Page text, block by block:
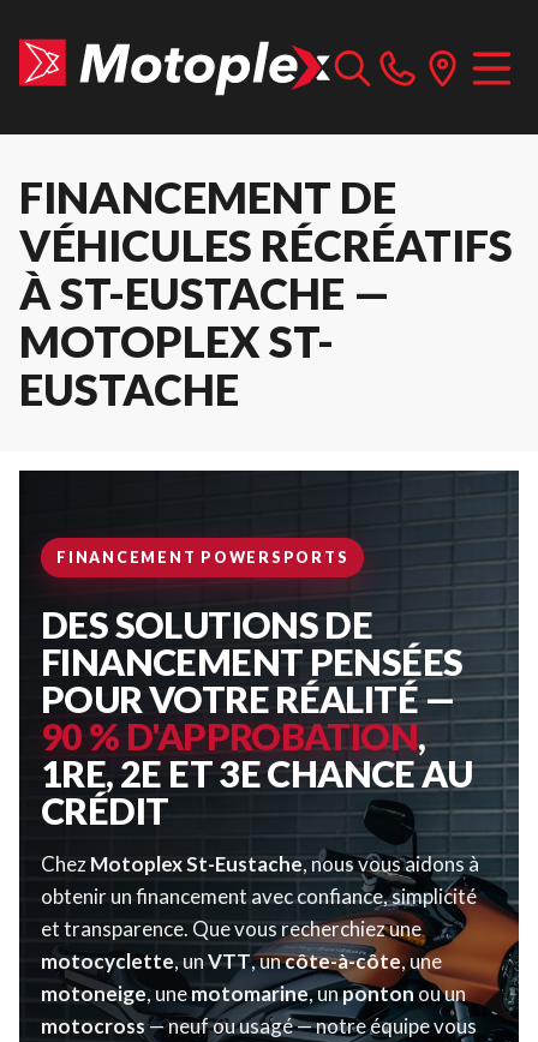
FINANCEMENT DE
VÉHICULES RÉCRÉATIFS
À ST-EUSTACHE —
MOTOPLEX ST-
EUSTACHE
FINANCEMENT POWERSPORTS
DES SOLUTIONS DE
FINANCEMENT PENSÉES
POUR VOTRE RÉALITÉ —
90 % D'APPROBATION,
1RE, 2E ET 3E CHANCE AU
CRÉDIT
ChezMotoplex St-Eustache, nous vous aidons à
obtenir un financement avec confiance, simplicité
et transparence. Que vous recherchiez une
motocyclette, unVTT, uncôte-à-côte, une
motoneige, unemotomarine, unponton ou un
motocross— neuf ou usagé — notre équipe vous